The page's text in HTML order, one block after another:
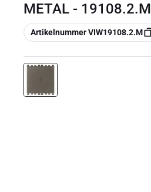
METAL - 19108.2.M
Kopieren
Artikelnummer VIW19108.2.M